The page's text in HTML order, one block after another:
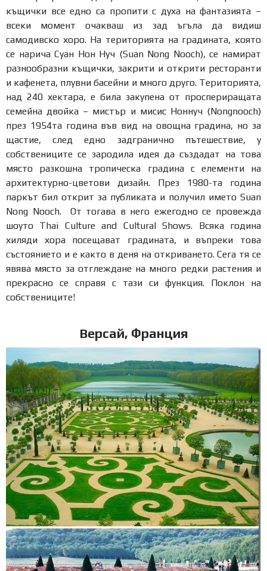
къщички все едно са пропити с духа на фантазията –
всеки момент очакваш из зад ъгъла да видиш
самодивско хоро. На територията на градината, която
се нарича Суан Нон Нуч (Suan Nong Nooch), се намират
разнообразни къщички, закрити и открити ресторанти
и кафенета, плувни басейни и много друго. Територията,
над 240 хектара, е била закупена от проспериращата
семейна двойка – мистър и мисис Ноннуч (Nongnooch)
през 1954та година във вид на овощна градина, но за
щастие, след едно задгранично пътешествие, у
собствениците се зародила идея да създадат на това
място разкошна тропическа градина с елементи на
архитектурно-цветови дизайн. През 1980-та година
паркът бил открит за публиката и получил името Suan
Nong Nooch. От тогава в него ежегодно се провежда
шоуто Thai Culture and Cultural Shows. Всяка година
хиляди хора посещават градината, и въпреки това
състоянието и е както в деня на откриването. Сега тя се
явява място за отглеждане на много редки растения и
прекрасно се справя с тази си функция. Поклон на
собствениците!
Версай, Франция